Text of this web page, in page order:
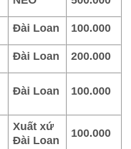
Đài Loan 100.000
Đài Loan 200.000
Đài Loan 100.000
Xuất xứ
Đài Loan
100.000